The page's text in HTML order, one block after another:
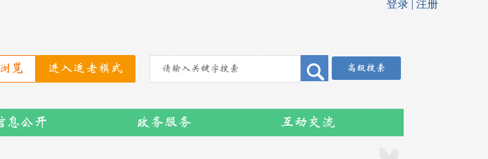
览 进入适老模式 高级搜索
息公开 政务服务 互动交流